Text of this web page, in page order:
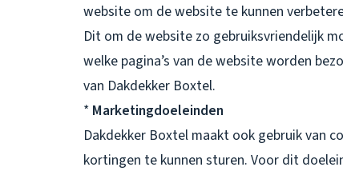
website om de website te kunnen
Dit om de website zo gebruiksvriendelijk
welke pagina’s van de website worden
van Dakdekker Boxtel.
* Marketingdoeleinden
Dakdekker Boxtel maakt ook gebruik van
kortingen te kunnen sturen. Voor dit